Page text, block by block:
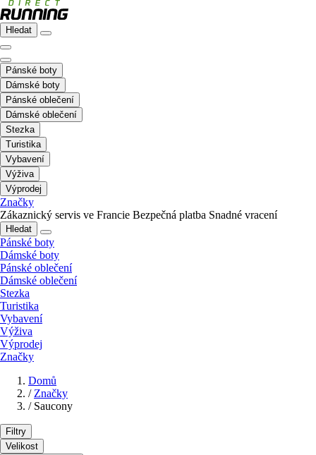
Hledat
Pánské boty
Dámské boty
Pánské oblečení
Dámské oblečení
Stezka
Turistika
Vybavení
Výživa
Výprodej
Značky
Zákaznický servis ve Francie Bezpečná platba Snadné vracení
Hledat
Pánské boty
Dámské boty
Pánské oblečení
Dámské oblečení
Stezka
Turistika
Vybavení
Výživa
Výprodej
Značky
Domů
/ Značky
/ Saucony
Filtry
Velikost